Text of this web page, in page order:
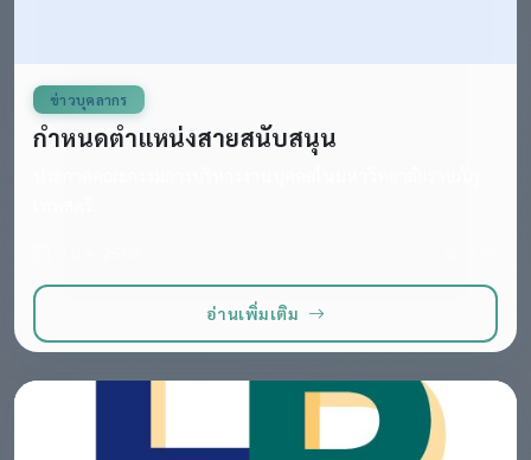
ข่าวบุคลากร
กำหนดตำแหน่งสายสนับสนุน
อ่านเพิ่มเติม